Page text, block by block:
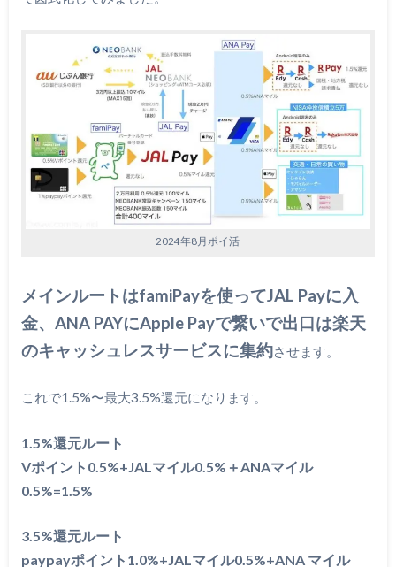
2024年8月ポイ活
メインルートはfamiPayを使ってJAL Payに入
金、ANA PAYにApple Payで繋いで出口は楽天
のキャッシュレスサービスに集約させます。
これで1.5%〜最大3.5%還元になります。
1.5%還元ルート
Vポイント0.5%+JALマイル0.5%＋ANAマイル
0.5%=1.5%
3.5%還元ルート
paypayポイント1.0%+JALマイル0.5%+ANA マイル